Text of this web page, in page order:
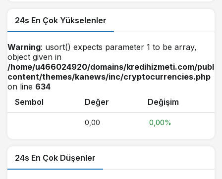
24s En Çok Yükselenler
Warning: usort() expects parameter 1 to be array,
object given in
/home/u466024920/domains/kredihizmeti.com/
content/themes/kanews/inc/cryptocurrencies.php
on line 634
Sembol
Değer Değişim
0,00 0,00%
24s En Çok Düşenler